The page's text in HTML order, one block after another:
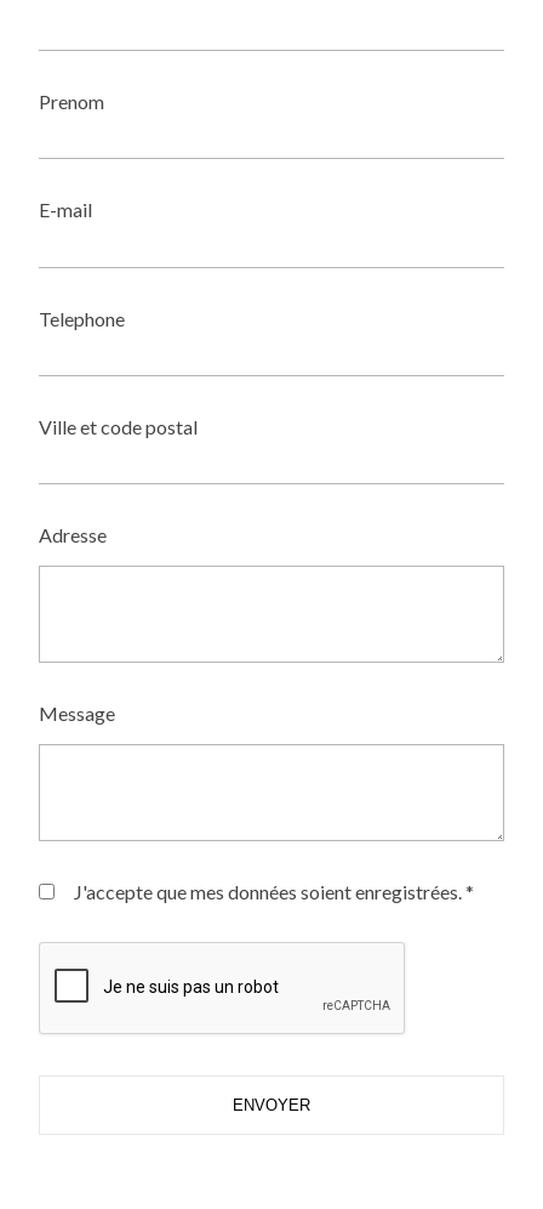
Prenom
E-mail
Telephone
Ville et code postal
Adresse
Message
J'accepte que mes données soient enregistrées. *
ENVOYER